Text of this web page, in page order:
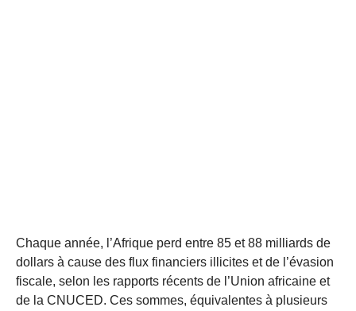
Chaque année, l’Afrique perd entre 85 et 88 milliards de
dollars à cause des flux financiers illicites et de l’évasion
fiscale, selon les rapports récents de l’Union africaine et
de la CNUCED. Ces sommes, équivalentes à plusieurs